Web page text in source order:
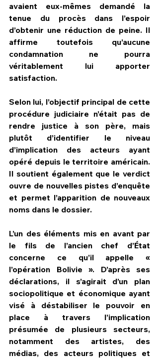
avaient eux-mêmes demandé la
tenue du procès dans l’espoir
d’obtenir une réduction de peine. Il
affirme toutefois qu’aucune
condamnation ne pourra
véritablement lui apporter
satisfaction.
Selon lui, l’objectif principal de cette
procédure judiciaire n’était pas de
rendre justice à son père, mais
plutôt d’identifier le niveau
d’implication des acteurs ayant
opéré depuis le territoire américain.
Il soutient également que le verdict
ouvre de nouvelles pistes d’enquête
et permet l’apparition de nouveaux
noms dans le dossier.
L’un des éléments mis en avant par
le fils de l’ancien chef d’État
concerne ce qu’il appelle «
l’opération Bolivie ». D’après ses
déclarations, il s’agirait d’un plan
sociopolitique et économique ayant
visé à déstabiliser le pouvoir en
place à travers l’implication
présumée de plusieurs secteurs,
notamment des artistes, des
médias, des acteurs politiques et